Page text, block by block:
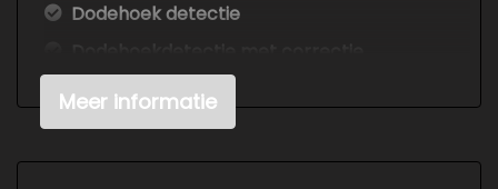
Dodehoek detectie
Draadloze telefoonlader
Elektronisch stabiliteits programma
Elektronische remkrachtverdeling
Meer informatie